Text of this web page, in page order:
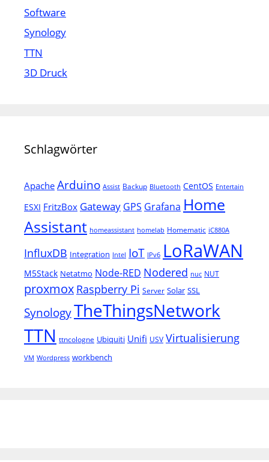
Software
Synology
TTN
3D Druck
Schlagwörter
Apache Arduino Assist Backup Bluetooth CentOS Entertain
ESXI FritzBox Gateway GPS Grafana Home
Assistant homeassistant homelab Homematic iC880A
InfluxDB Integration Intel IoT IPv6 LoRaWAN
M5Stack Netatmo Node-RED Nodered nuc NUT
proxmox Raspberry Pi Server Solar SSL
SynologyTheThingsNetwork
TTN ttncologne Ubiquiti Unifi USV Virtualisierung
VM Wordpress workbench